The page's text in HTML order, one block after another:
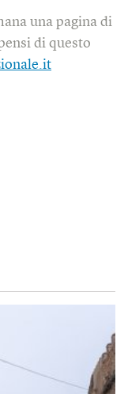
una pagina di
di questo